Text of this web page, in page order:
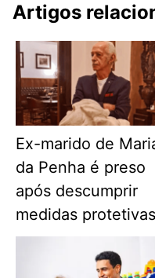
Artigos
Ex-marido de
da Penha é preso
após descumprir
medidas protetivas